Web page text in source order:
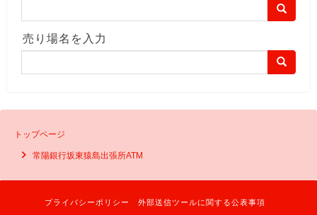
売り場名を入力
トップページ
常陽銀行坂東猿島出張所ATM
プライバシーポリシー 外部送信ツールに関する公表事項